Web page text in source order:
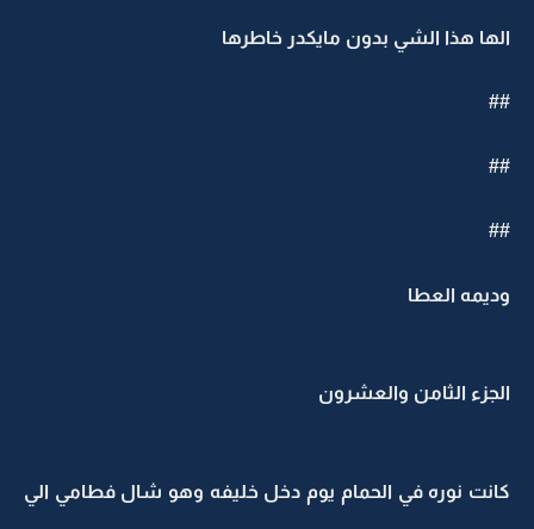
الها هذا الشي بدون مايكدر خاطرها
##
##
##
وديمه العطا
الجزء الثامن والعشرون
كانت نوره في الحمام يوم دخل خليفه وهو شال فطامي الي